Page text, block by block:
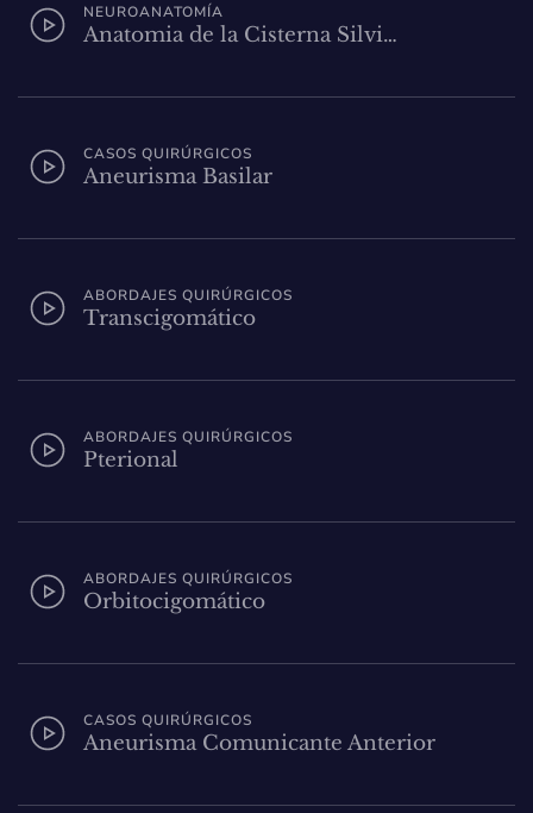
NEUROANATOMÍA
Anatomia de la Cisterna Silvi…
CASOS QUIRÚRGICOS
Aneurisma Basilar
ABORDAJES QUIRÚRGICOS
Transcigomático
ABORDAJES QUIRÚRGICOS
Pterional
ABORDAJES QUIRÚRGICOS
Orbitocigomático
CASOS QUIRÚRGICOS
Aneurisma Comunicante Anterior